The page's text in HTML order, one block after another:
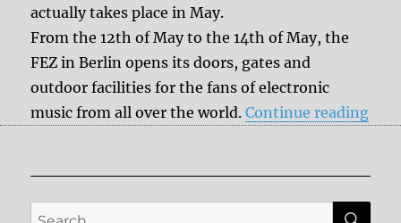
actually takes place in May.
From the 12th of May to the 14th of May, the
FEZ in Berlin opens its doors, gates and
outdoor facilities for the fans of electronic
music from all over the world.Continue reading
Search